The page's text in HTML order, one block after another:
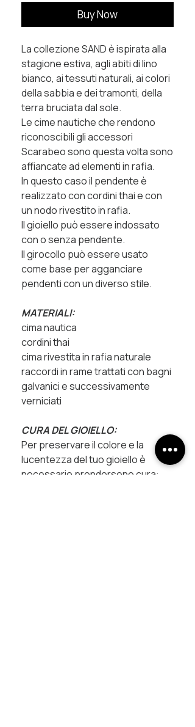
Buy Now
La collezione SAND è ispirata alla
stagione estiva, agli abiti di lino
bianco, ai tessuti naturali, ai colori
della sabbia e dei tramonti, della
terra bruciata dal sole.
Le cime nautiche che rendono
riconoscibili gli accessori
Scarabeo sono questa volta sono
affiancate ad elementi in rafia.
In questo caso il pendente è
realizzato con cordini thai e con
un nodo rivestito in rafia.
Il gioiello può essere indossato
con o senza pendente.
Il girocollo può essere usato
come base per agganciare
pendenti con un diverso stile.
MATERIALI:
cima nautica
cordini thai
cima rivestita in rafia naturale
raccordi in rame trattati con bagni
galvanici e successivamente
verniciati
CURA DEL GIOIELLO:
Per preservare il colore e la
lucentezza del tuo gioiello è
necessario prendersene cura: